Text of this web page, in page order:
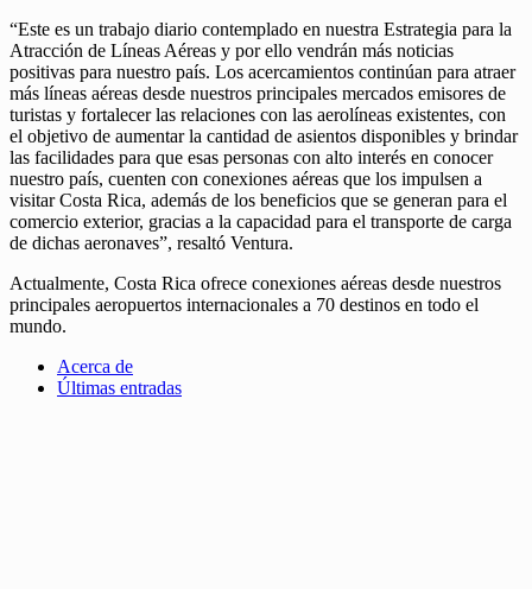
“Este es un trabajo diario contemplado en nuestra Estrategia para la
Atracción de Líneas Aéreas y por ello vendrán más noticias
positivas para nuestro país. Los acercamientos continúan para atraer
más líneas aéreas desde nuestros principales mercados emisores de
turistas y fortalecer las relaciones con las aerolíneas existentes, con
el objetivo de aumentar la cantidad de asientos disponibles y brindar
las facilidades para que esas personas con alto interés en conocer
nuestro país, cuenten con conexiones aéreas que los impulsen a
visitar Costa Rica, además de los beneficios que se generan para el
comercio exterior, gracias a la capacidad para el transporte de carga
de dichas aeronaves”, resaltó Ventura.
Actualmente, Costa Rica ofrece conexiones aéreas desde nuestros
principales aeropuertos internacionales a 70 destinos en todo el
mundo.
Acerca de
Últimas entradas